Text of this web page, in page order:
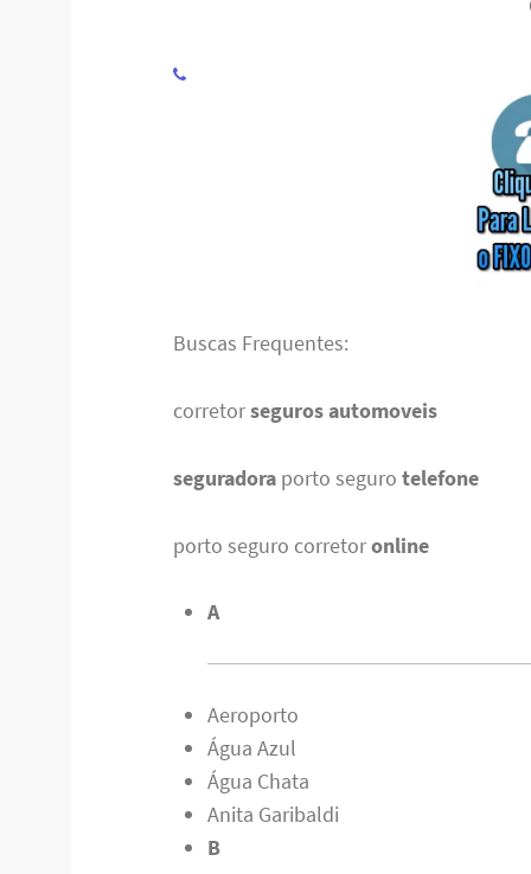
Buscas Frequentes:
corretorseguros automoveis
seguradora porto segurotelefone
porto seguro corretoronline
A
Aeroporto
Água Azul
Água Chata
Anita Garibaldi
B